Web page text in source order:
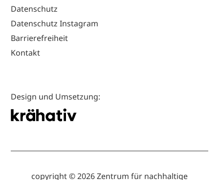
Datenschutz
Datenschutz Instagram
Barrierefreiheit
Kontakt
Design und Umsetzung:
copyright © 2026 Zentrum für nachhaltige